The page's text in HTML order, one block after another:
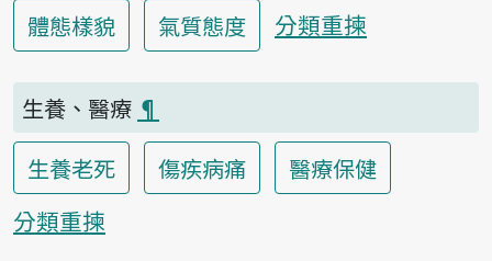
體態樣貌
氣質態度 分類重揀
生養、醫療 ¶
生養老死
傷疾病痛
醫療保健
分類重揀